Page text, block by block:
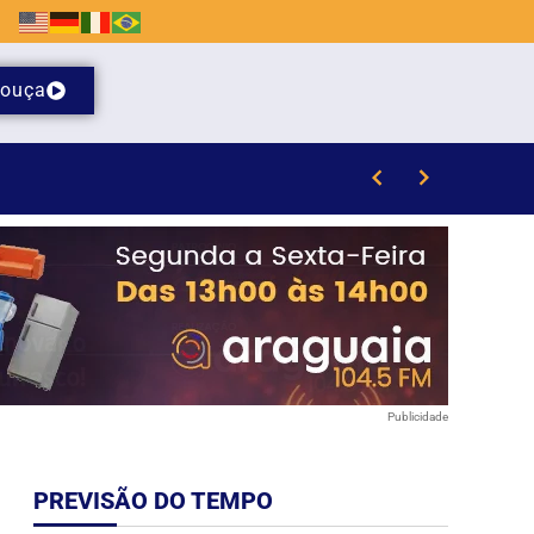
ouça
Publicidade
PREVISÃO DO TEMPO